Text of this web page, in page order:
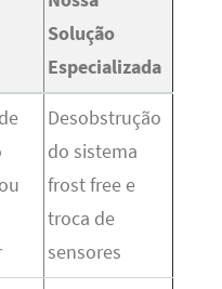
Solução
Especializada
Desobstrução
do sistema
frost free e
troca de
sensores